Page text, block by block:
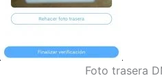
Foto trasera